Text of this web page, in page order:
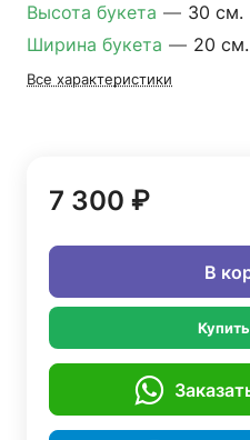
Высота букета — 30 см.
Ширина букета — 20 см.
Все характеристики
7 300 ₽
В